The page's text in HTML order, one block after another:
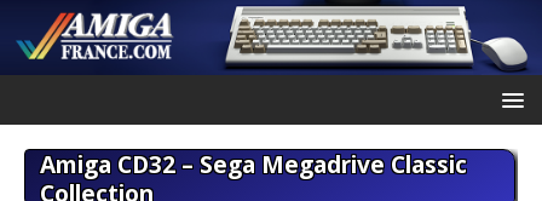
Amiga CD32 – Sega Megadrive Classic
Collection